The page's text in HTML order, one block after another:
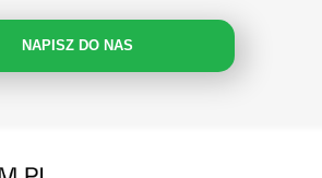
NAPISZ DO NAS